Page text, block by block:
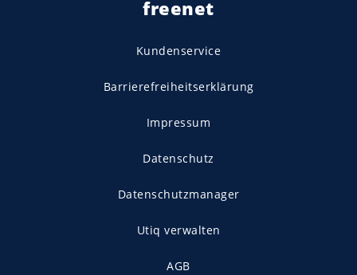
freenet
Kundenservice
Barrierefreiheitserklärung
Impressum
Datenschutz
Datenschutzmanager
Utiq verwalten
AGB